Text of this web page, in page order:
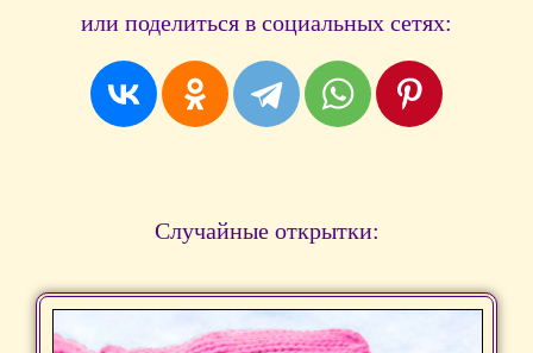
или поделиться в социальных сетях:
Случайные открытки: